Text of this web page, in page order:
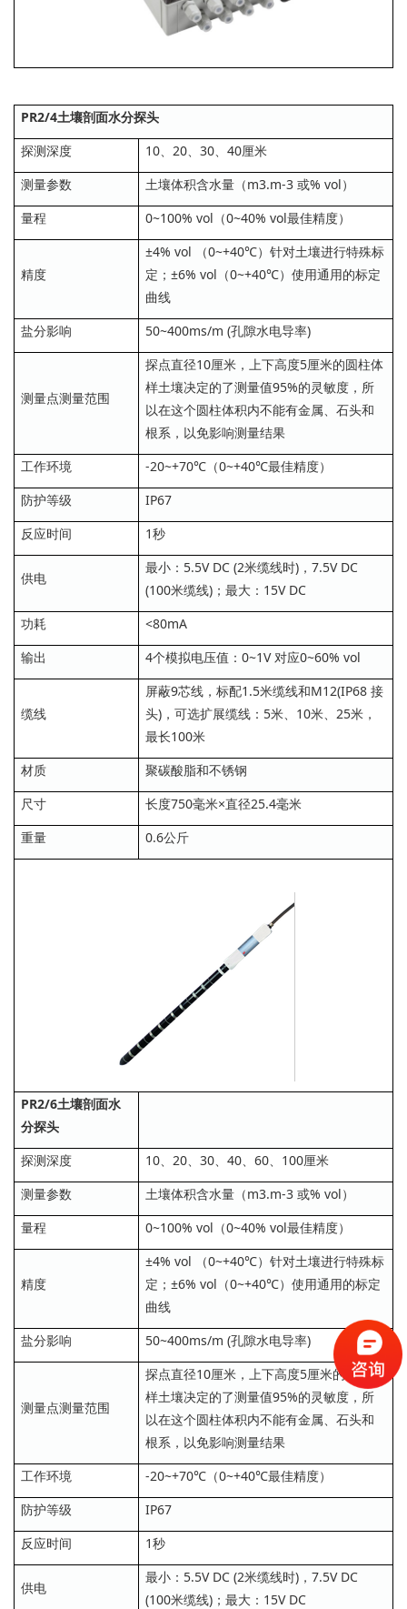
PR2/4土壤剖面水分探头
探测深度
10、20、30、40厘米
测量参数
土壤体积含水量（m3.m-3 或% vol）
量程
0~100% vol（0~40% vol最佳精度）
精度
±4% vol （0~+40℃）针对土壤进行特殊标
定；±6% vol（0~+40℃）使用通用的标定
曲线
盐分影响
50~400ms/m (孔隙水电导率)
测量点测量范围
探点直径10厘米，上下高度5厘米的圆柱体
样土壤决定的了测量值95%的灵敏度，所
以在这个圆柱体积内不能有金属、石头和
根系，以免影响测量结果
工作环境
-20~+70℃（0~+40℃最佳精度）
防护等级
IP67
反应时间
1秒
供电
最小：5.5V DC (2米缆线时)，7.5V DC
(100米缆线)；最大：15V DC
功耗
<80mA
输出
4个模拟电压值：0~1V 对应0~60% vol
缆线
屏蔽9芯线，标配1.5米缆线和M12(IP68 接
头)，可选扩展缆线：5米、10米、25米，
最长100米
材质
聚碳酸脂和不锈钢
尺寸
长度750毫米×直径25.4毫米
重量
0.6公斤
PR2/6土壤剖面水
分探头
探测深度
10、20、30、40、60、100厘米
测量参数
土壤体积含水量（m3.m-3 或% vol）
量程
0~100% vol（0~40% vol最佳精度）
精度
±4% vol （0~+40℃）针对土壤进行特殊标
定；±6% vol（0~+40℃）使用通用的标定
曲线
盐分影响
50~400ms/m (孔隙水电导率)
测量点测量范围
探点直径10厘米，上下高度5厘米的圆柱体
样土壤决定的了测量值95%的灵敏度，所
以在这个圆柱体积内不能有金属、石头和
根系，以免影响测量结果
工作环境
-20~+70℃（0~+40℃最佳精度）
防护等级
IP67
反应时间
1秒
供电
最小：5.5V DC (2米缆线时)，7.5V DC
(100米缆线)；最大：15V DC